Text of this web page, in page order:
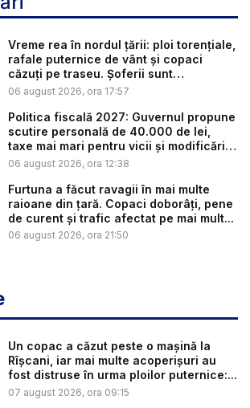
Vreme rea în nordul țării: ploi torențiale,
rafale puternice de vânt și copaci
căzuți pe traseu. Șoferii sunt
îndemnaț...
06 august 2026, ora 17:57
Politica fiscală 2027: Guvernul propune
scutire personală de 40.000 de lei,
taxe mai mari pentru vicii și modificări
l...
06 august 2026, ora 12:38
Furtuna a făcut ravagii în mai multe
raioane din țară. Copaci doborâți, pene
de curent și trafic afectat pe mai mult...
06 august 2026, ora 21:50
Un copac a căzut peste o mașină la
Rîșcani, iar mai multe acoperișuri au
fost distruse în urma ploilor puternice:...
07 august 2026, ora 09:15